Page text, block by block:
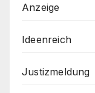
Anzeige
Ideenreich
Justizmeldung